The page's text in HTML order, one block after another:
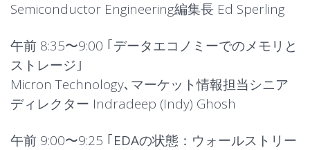
Semiconductor Engineering編集長 Ed Sperling
午前 8:35〜9:00 ｢データエコノミーでのメモリと
ストレージ ｣
Micron Technology､マーケット情報担当シニア
ディレクター Indradeep (Indy) Ghosh
午前 9:00〜9:25 ｢EDAの状態：ウォールストリー